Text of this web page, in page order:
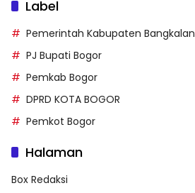
Label
Pemerintah Kabupaten Bangkalan
PJ Bupati Bogor
Pemkab Bogor
DPRD KOTA BOGOR
Pemkot Bogor
Halaman
Box Redaksi